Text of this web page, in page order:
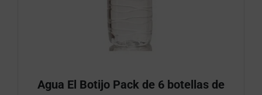
Agua El Botijo Pack de 6 botellas de